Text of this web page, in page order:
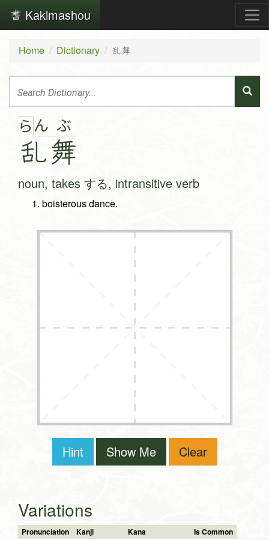
Kakimashou
Home Dictionary 乱舞
ら ん
乱
ぶ
舞
noun, takes する, intransitive verb
boisterous dance.
Hint Show Me Clear
Variations
Pronunciation Kanji Kana Is Common